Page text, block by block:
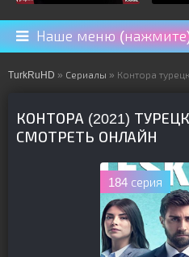
Наше меню
TurkRuHD » Сериалы » Контора турецкий сериал на
КОНТОРА (2021)
СМОТРЕТЬ ОНЛАЙН
184 серия